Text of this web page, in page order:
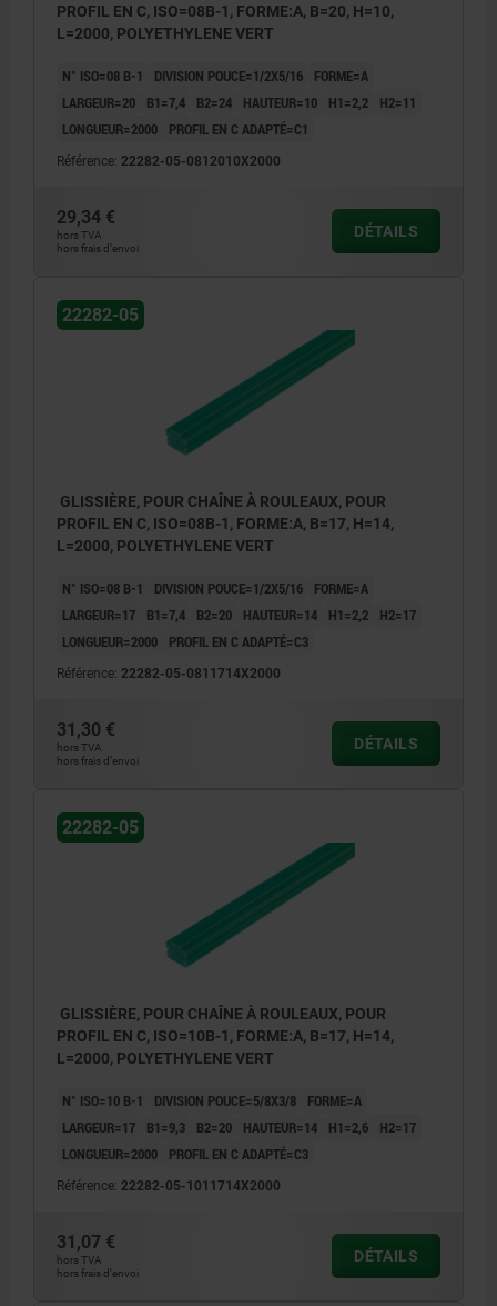
PROFIL EN C, ISO=08B-1, FORME:A, B=20, H=10,
L=2000, POLYETHYLENE VERT
N° ISO=08 B-1 DIVISION POUCE=1/2X5/16
FORME=A
LARGEUR=20
B1=7,4 B2=24 HAUTEUR=10 H1=2,2
H2=11
LONGUEUR=2000
PROFIL EN C ADAPTÉ=C1
Référence: 22282-05-0812010X2000
29,34 €
hors TVA
hors frais d’envoi
DÉTAILS
22282-05
GLISSIÈRE, POUR CHAÎNE À ROULEAUX, POUR
PROFIL EN C, ISO=08B-1, FORME:A, B=17, H=14,
L=2000, POLYETHYLENE VERT
N° ISO=08 B-1 DIVISION POUCE=1/2X5/16
FORME=A
LARGEUR=17
B1=7,4 B2=20 HAUTEUR=14 H1=2,2
H2=17
LONGUEUR=2000
PROFIL EN C ADAPTÉ=C3
Référence: 22282-05-0811714X2000
31,30 €
hors TVA
hors frais d’envoi
DÉTAILS
22282-05
GLISSIÈRE, POUR CHAÎNE À ROULEAUX, POUR
PROFIL EN C, ISO=10B-1, FORME:A, B=17, H=14,
L=2000, POLYETHYLENE VERT
N° ISO=10 B-1 DIVISION POUCE=5/8X3/8
FORME=A
LARGEUR=17
B1=9,3 B2=20 HAUTEUR=14 H1=2,6
H2=17
LONGUEUR=2000
PROFIL EN C ADAPTÉ=C3
Référence: 22282-05-1011714X2000
31,07 €
hors TVA
hors frais d’envoi
DÉTAILS